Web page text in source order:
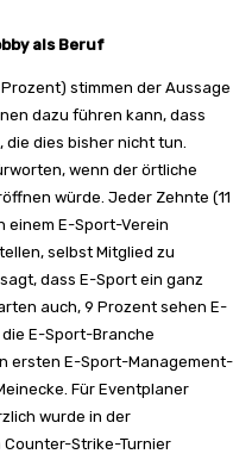
als Beruf
stimmen der Aussage
dazu führen kann, dass
dies bisher nicht tun.
wenn der örtliche
würde. Jeder Zehnte (11
einem E-Sport-Verein
selbst Mitglied zu
dass E-Sport ein ganz
auch, 9 Prozent sehen E-
die E-Sport-Branche
ersten E-Sport-Management-
Für Eventplaner
wurde in der
Strike-Turnier